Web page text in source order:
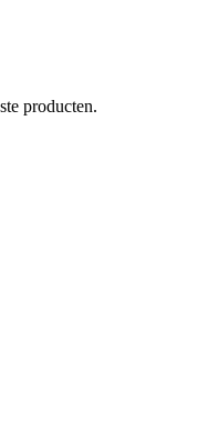
producten.